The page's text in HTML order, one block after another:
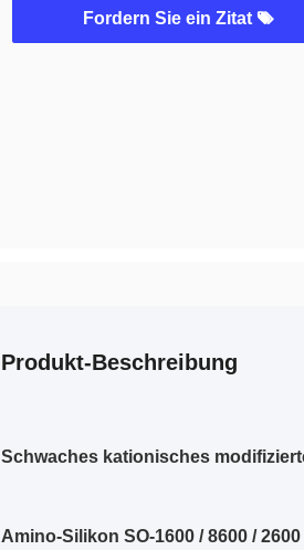
Fordern Sie ein Zitat
Produkt-Beschreibung
Schwaches kationisches
Amino-Silikon SO-1600 / 8600 / 2600